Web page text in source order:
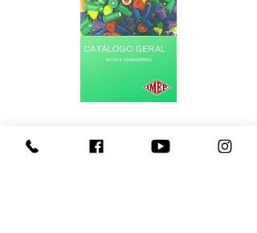
Consult a Representative